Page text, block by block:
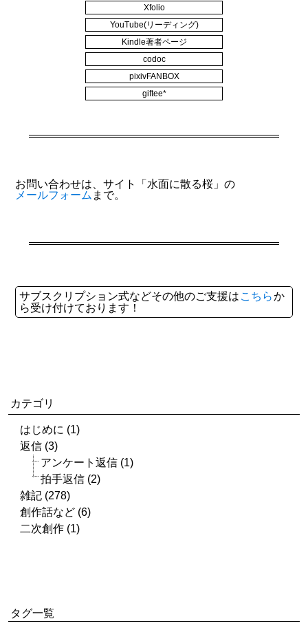
Xfolio
YouTube(リーディング)
Kindle著者ページ
codoc
pixivFANBOX
giftee*
お問い合わせは、サイト「水面に散る桜」の
メールフォーム まで。
サブスクリプション式などその他のご支援は こちらか
ら受け付けております！
カテゴリ
はじめに (1)
返信 (3)
アンケート返信 (1)
拍手返信 (2)
雑記 (278)
創作話など (6)
二次創作 (1)
タグ一覧